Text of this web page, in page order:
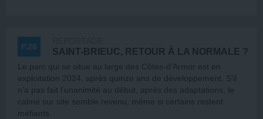
P.26 SAINT-BRIEUC, RETOUR À LA NORMALE ?
Le parc qui se situe au large des Côtes-d’Armor est en
exploitation 2024, après quinze ans de développement. S’il
n’a pas fait l’unanimité au début, après des adaptations, le
calme sur site semble revenu, même si certains restent
méfiants.